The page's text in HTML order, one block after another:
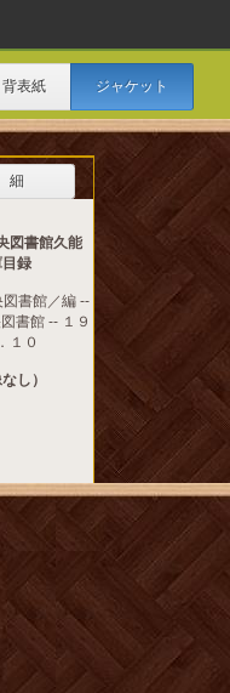
背表紙 ジャケット
細
図書館久能
録
書館／編 --
書館 -- １９
１０
し）